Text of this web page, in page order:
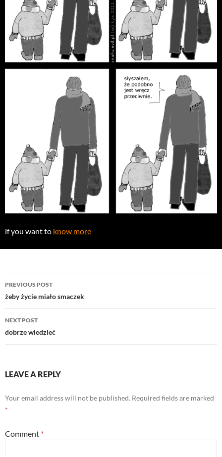
if you want to know more
Post
navigation
PREVIOUS POST
żeby życie miało smaczek
NEXT POST
dobrze wiedzieć
LEAVE A REPLY
Your email address will not be published. Required fields are marked
*
Comment *